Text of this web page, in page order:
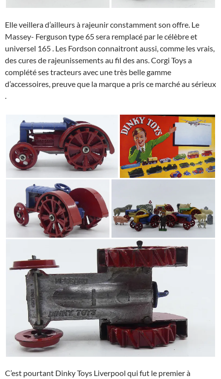
Elle veillera d’ailleurs à rajeunir constamment son offre. Le
Massey- Ferguson type 65 sera remplacé par le célèbre et
universel 165 . Les Fordson connaitront aussi, comme les vrais,
des cures de rajeunissements au fil des ans. Corgi Toys a
complété ses tracteurs avec une très belle gamme
d’accessoires, preuve que la marque a pris ce marché au sérieux
.
C’est pourtant Dinky Toys Liverpool qui fut le premier à